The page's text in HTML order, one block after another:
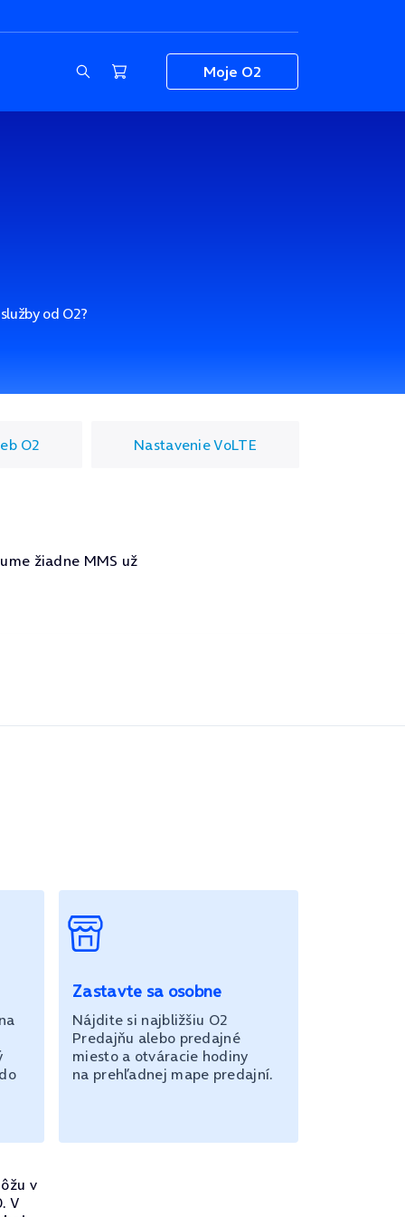
Moje O2
od O2?
O2 Nastavenie VoLTE
žiadne MMS už
Zastavte sa osobne
Nájdite si najbližšiu O2
Predajňu alebo predajné
miesto a otváracie hodiny
na prehľadnej mape predajní.
v
V